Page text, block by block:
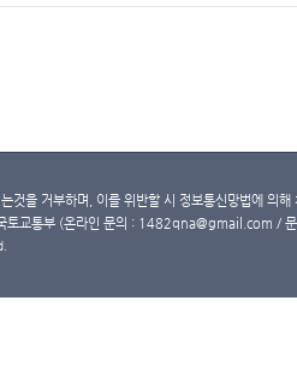
것을 거부하며, 이를 위반할 시 정보통신망법에 의
토교통부 (온라인 문의 : 1482qna@gmail.com /